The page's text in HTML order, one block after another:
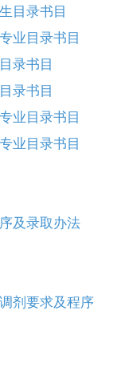
目录书目
业目录书目
录书目
录书目
业目录书目
业目录书目
及录取办法
剂要求及程序